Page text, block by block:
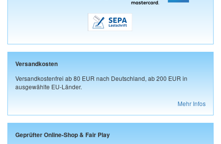
Versandkosten
Versandkostenfrei ab 80 EUR nach Deutschland, ab 200 EUR in
ausgewählte EU-Länder.
Mehr Infos
Geprüfter Online-Shop & Fair Play